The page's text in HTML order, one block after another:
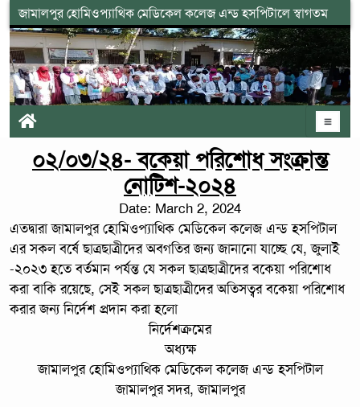
জামালপুর হোমিওপ্যাথিক মেডিকেল কলেজ এন্ড হসপিটালে স্বাগতম
০২/০৩/২৪- বকেয়া পরিশোধ সংক্রান্ত
নোটিশ-২০২৪
Date: March 2, 2024
এতদ্বারা জামালপুর হোমিওপ্যাথিক মেডিকেল কলেজ এন্ড হসপিটাল
এর সকল বর্ষে ছাত্রছাত্রীদের অবগতির জন্য জানানো যাচ্ছে যে, জুলাই
-২০২৩ হতে বর্তমান পর্যন্ত যে সকল ছাত্রছাত্রীদের বকেয়া পরিশোধ
করা বাকি রয়েছে, সেই সকল ছাত্রছাত্রীদের অতিসত্বর বকেয়া পরিশোধ
করার জন্য নির্দেশ প্রদান করা হলো
নির্দেশক্রমের
অধ্যক্ষ
জামালপুর হোমিওপ্যাথিক মেডিকেল কলেজ এন্ড হসপিটাল
জামালপুর সদর, জামালপুর